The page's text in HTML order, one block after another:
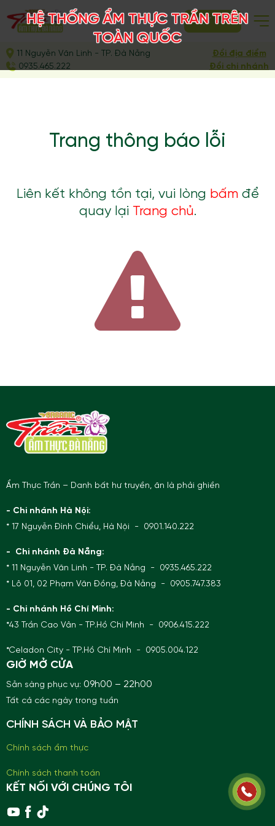
ĐẶT BÀN
11 Nguyễn Văn Linh - TP. Đà Nẵng
0935.465.222
Đổi địa điểm
Đổi chi nhánh
Trang thông báo lỗi
Liên kết không tồn tại, vui lòng bấmđể
quay lại Trang chủ.
Ẩm Thực Trần – Danh bất hư truyền, ăn là phải ghiền
- Chi nhánh Hà Nội:
* 17 Nguyễn Đình Chiểu, Hà Nội - 0901.140.222
- Chi nhánh Đà Nẵng:
* 11 Nguyễn Văn Linh - TP. Đà Nẵng - 0935.465.222
* Lô 01, 02 Phạm Văn Đồng, Đà Nẵng - 0905.747.383
- Chi nhánh Hồ Chí Minh:
*43 Trần Cao Vân - TP.Hồ Chí Minh - 0906.415.222
*Celadon City - TP.Hồ Chí Minh - 0905.004.122
GIỜ MỞ CỬA
Sẵn sàng phục vụ: 09h00 – 22h00
Tất cả các ngày trong tuần
CHÍNH SÁCH VÀ BẢO MẬT
Chính sách ẩm thực
Chính sách thanh toán
KẾT NỐI VỚI CHÚNG TÔI
HỆ THỐNG ẨM THỰC TRẦN TRÊN
TOÀN QUỐC